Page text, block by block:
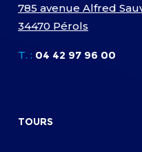
785 avenue Alfred
34470 Pérols
T. : 04 42 97 96 00
TOURS